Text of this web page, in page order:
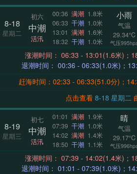
8-18
星期二
初六
中潮
活汛
00:36 满潮 1.8米
06:33 干潮 1.0米
13:01 满潮 1.6米
18:32 干潮 1.0米
小雨
气温
29.34°C
气压
涨潮时间： 06:33 - 13:01(1.6
退潮时间： 00:36 - 06:33(1.0米
赶海时间：02:33 - 06:33(51.0分)；
点击查看
8-18 星期二
8-19
星期三
初七
中潮
活汛
01:01 满潮 1.9米
07:39 干潮 1.0米
14:02 满潮 1.4米
18:50 干潮 1.1米
晴
气温
29.17°C
气压
涨潮时间： 07:39 - 14:02(1.4
退潮时间： 01:01 - 07:39(1.0米